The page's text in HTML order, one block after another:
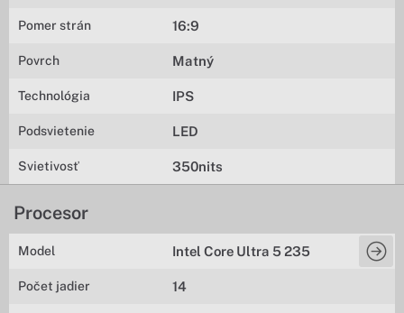
Pomer strán 16:9
Povrch Matný
Technológia IPS
Podsvietenie LED
Svietivosť 350nits
Procesor
Model Intel Core Ultra 5 235
Počet jadier 14